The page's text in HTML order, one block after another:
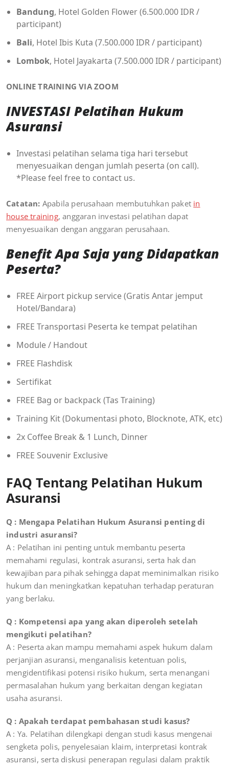
Bandung, Hotel Golden Flower (6.500.000 IDR /
participant)
Bali, Hotel Ibis Kuta (7.500.000 IDR / participant)
Lombok, Hotel Jayakarta (7.500.000 IDR / participant)
ONLINE TRAINING VIA ZOOM
INVESTASI Pelatihan Hukum
Asuransi
Investasi pelatihan selama tiga hari tersebut
menyesuaikan dengan jumlah peserta (on call).
*Please feel free to contact us.
Catatan: Apabila perusahaan membutuhkan paket in
house training, anggaran investasi pelatihan dapat
menyesuaikan dengan anggaran perusahaan.
Benefit Apa Saja yang Didapatkan
Peserta?
FREE Airport pickup service (Gratis Antar jemput
Hotel/Bandara)
FREE Transportasi Peserta ke tempat pelatihan
Module / Handout
FREE Flashdisk
Sertifikat
FREE Bag or backpack (Tas Training)
Training Kit (Dokumentasi photo, Blocknote, ATK, etc)
2x Coffee Break & 1 Lunch, Dinner
FREE Souvenir Exclusive
FAQ Tentang Pelatihan Hukum
Asuransi
Q : Mengapa Pelatihan Hukum Asuransi penting di
industri asuransi?
A : Pelatihan ini penting untuk membantu peserta
memahami regulasi, kontrak asuransi, serta hak dan
kewajiban para pihak sehingga dapat meminimalkan risiko
hukum dan meningkatkan kepatuhan terhadap peraturan
yang berlaku.
Q : Kompetensi apa yang akan diperoleh setelah
mengikuti pelatihan?
A : Peserta akan mampu memahami aspek hukum dalam
perjanjian asuransi, menganalisis ketentuan polis,
mengidentifikasi potensi risiko hukum, serta menangani
permasalahan hukum yang berkaitan dengan kegiatan
usaha asuransi.
Q : Apakah terdapat pembahasan studi kasus?
A : Ya. Pelatihan dilengkapi dengan studi kasus mengenai
sengketa polis, penyelesaian klaim, interpretasi kontrak
asuransi, serta diskusi penerapan regulasi dalam praktik